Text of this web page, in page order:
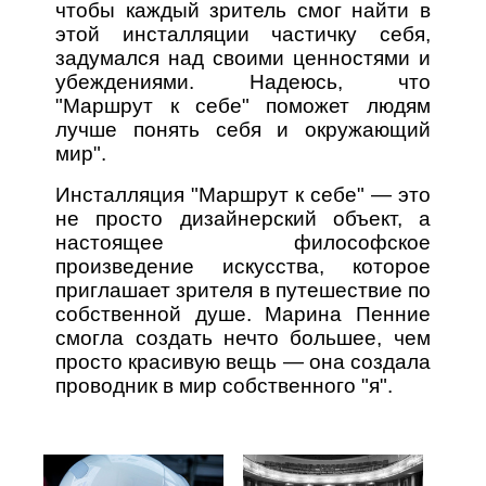
чтобы каждый зритель смог найти в
этой инсталляции частичку себя,
задумался над своими ценностями и
убеждениями. Надеюсь, что
"Маршрут к себе" поможет людям
лучше понять себя и окружающий
мир".
Инсталляция "Маршрут к себе" — это
не просто дизайнерский объект, а
настоящее философское
произведение искусства, которое
приглашает зрителя в путешествие по
собственной душе. Марина Пенние
смогла создать нечто большее, чем
просто красивую вещь — она создала
проводник в мир собственного "я".